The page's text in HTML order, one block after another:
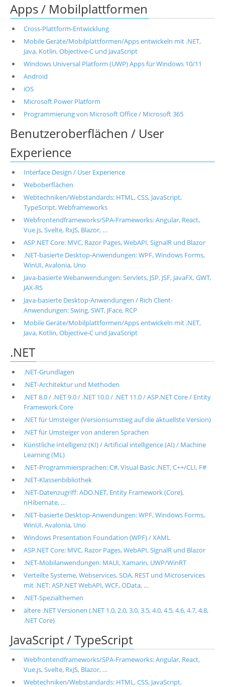
Apps / Mobilplattformen
Cross-Plattform-Entwicklung
Mobile Geräte/Mobilplattformen/Apps entwickeln mit .NET,
Java, Kotlin, Objective-C und JavaScript
Windows Universal Platform (UWP) Apps für Windows 10/11
Android
iOS
Microsoft Power Platform
Programmierung von Microsoft Office / Microsoft 365
Benutzeroberflächen / User
Experience
Interface Design / User Experience
Weboberflächen
Webtechniken/Webstandards: HTML, CSS, JavaScript,
TypeScript, Webframeworks
Webfrontendframeworks/SPA-Frameworks: Angular, React,
Vue.js, Svelte, RxJS, Blazor, …
ASP.NET Core: MVC, Razor Pages, WebAPI, SignalR und Blazor
.NET-basierte Desktop-Anwendungen: WPF, Windows Forms,
WinUI, Avalonia, Uno
Java-basierte Webanwendungen: Servlets, JSP, JSF, JavaFX, GWT,
JAX-RS
Java-basierte Desktop-Anwendungen / Rich Client-
Anwendungen: Swing, SWT, JFace, RCP
Mobile Geräte/Mobilplattformen/Apps entwickeln mit .NET,
Java, Kotlin, Objective-C und JavaScript
.NET
.NET-Grundlagen
.NET-Architektur und Methoden
.NET 8.0 / .NET 9.0 / .NET 10.0 / .NET 11.0 / ASP.NET Core / Entity
Framework Core
.NET für Umsteiger (Versionsumstieg auf die aktuellste Version)
.NET für Umsteiger von anderen Sprachen
Künstliche Intelligenz (KI) / Artificial intelligence (AI) / Machine
Learning (ML)
.NET-Programmiersprachen: C#, Visual Basic .NET, C++/CLI, F#
.NET-Klassenbibliothek
.NET-Datenzugriff: ADO.NET, Entity Framework (Core),
nHibernate, …
.NET-basierte Desktop-Anwendungen: WPF, Windows Forms,
WinUI, Avalonia, Uno
Windows Presentation Foundation (WPF) / XAML
ASP.NET Core: MVC, Razor Pages, WebAPI, SignalR und Blazor
.NET-Mobilanwendungen: MAUI, Xamarin, UWP/WinRT
Verteilte Systeme, Webservices, SOA, REST und Microservices
mit .NET: ASP.NET WebAPI, WCF, OData, …
.NET-Spezialthemen
ältere .NET Versionen (.NET 1.0, 2.0, 3.0, 3.5, 4.0, 4.5, 4.6, 4.7, 4.8,
.NET Core)
JavaScript / TypeScript
Webfrontendframeworks/SPA-Frameworks: Angular, React,
Vue.js, Svelte, RxJS, Blazor, …
Webtechniken/Webstandards: HTML, CSS, JavaScript,